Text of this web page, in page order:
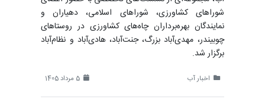
شوراهای کشاورزی، شوراهای اسلامی، دهیاران و
نمایندگان بهره‌برداران چاه‌های کشاورزی در روستاهای
چوبیندر، مهدی‌آباد بزرگ، جنت‌آباد، هادی‌آباد و نظام‌آباد
برگزار شد.
اخبار آب